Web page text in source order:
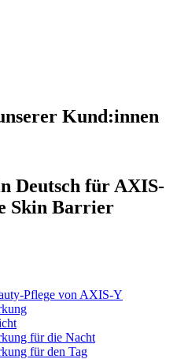
Kund:innen
Deutsch für AXIS-
Skin Barrier
Pflege von AXIS-Y
für die Nacht
für den Tag